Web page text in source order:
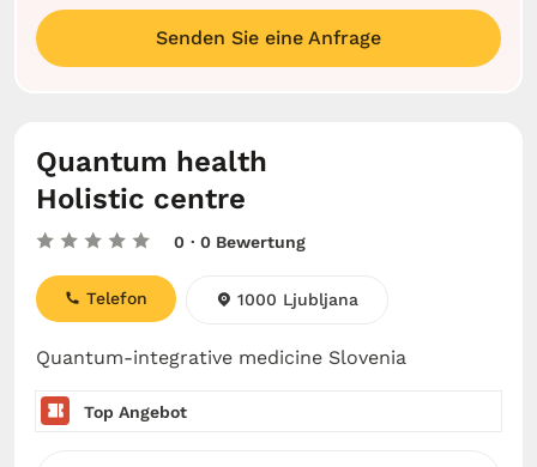
Senden Sie eine Anfrage
Quantum health
Holistic centre
0 · 0 Bewertung
Quantum-integrative medicine Slovenia
Telefon 1000 Ljubljana
Top Angebot